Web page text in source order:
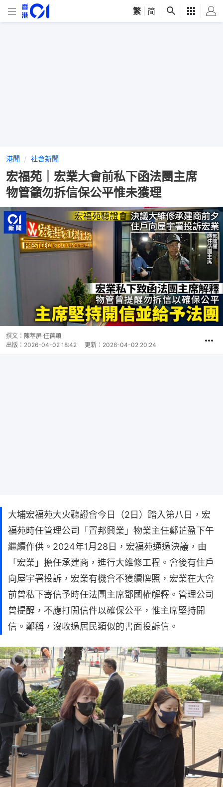
繁 简
港聞 社會新聞
宏福苑｜宏業大會前私下函法團主席
物管籲勿拆信保公平惟未獲理
撰文： 陳萃屏 任葆穎
出版： 2026-04-02 18:42 更新： 2026-04-02 20:24
大埔宏福苑大火聽證會今日（2日）踏入第八日，宏
福苑時任管理公司「置邦興業」物業主任鄭芷盈下午
繼續作供。2024年1月28日，宏福苑通過決議，由
「宏業」擔任承建商，進行大維修工程。會後有住戶
向屋宇署投訴，宏業有機會不獲續牌照，宏業在大會
前曾私下寄信予時任法團主席鄧國權解釋。管理公司
曾提醒，不應打開信件以確保公平，惟主席堅持開
信。鄭稱，沒收過居民類似的書面投訴信。